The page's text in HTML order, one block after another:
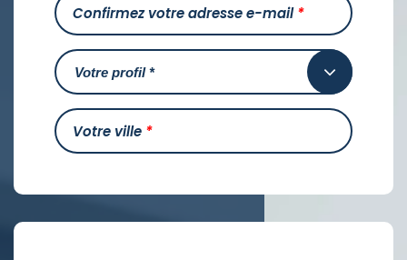
Confirmez votre adresse e-mail*
Votre ville *